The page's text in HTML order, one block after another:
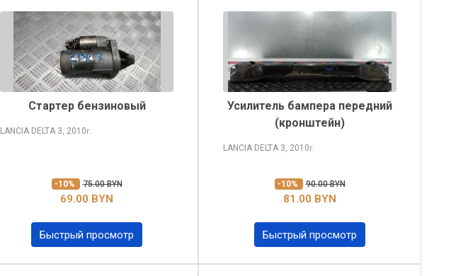
Стартер бензиновый
LANCIA DELTA 3, 2010г.
-10% 75.00 BYN
69.00 BYN
Быстрый просмотр
Усилитель бампера передний
(кронштейн)
LANCIA DELTA 3, 2010г.
-10% 90.00 BYN
81.00 BYN
Быстрый просмотр